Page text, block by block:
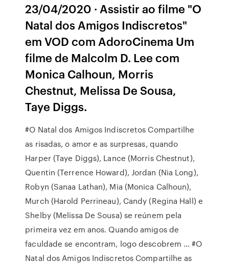
23/04/2020 · Assistir ao filme "O
Natal dos Amigos Indiscretos"
em VOD com AdoroCinema Um
filme de Malcolm D. Lee com
Monica Calhoun, Morris
Chestnut, Melissa De Sousa,
Taye Diggs.
#O Natal dos Amigos Indiscretos Compartilhe
as risadas, o amor e as surpresas, quando
Harper (Taye Diggs), Lance (Morris Chestnut),
Quentin (Terrence Howard), Jordan (Nia Long),
Robyn (Sanaa Lathan), Mia (Monica Calhoun),
Murch (Harold Perrineau), Candy (Regina Hall) e
Shelby (Melissa De Sousa) se reúnem pela
primeira vez em anos. Quando amigos de
faculdade se encontram, logo descobrem … #O
Natal dos Amigos Indiscretos Compartilhe as